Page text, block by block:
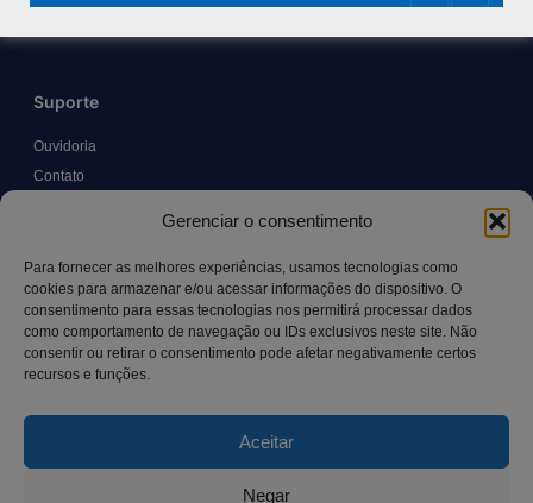
Gerenciar o consentimento
Para fornecer as melhores experiências, usamos tecnologias como
cookies para armazenar e/ou acessar informações do dispositivo. O
consentimento para essas tecnologias nos permitirá processar dados
como comportamento de navegação ou IDs exclusivos neste site. Não
consentir ou retirar o consentimento pode afetar negativamente certos
recursos e funções.
Aceitar
Negar
Suporte
Ouvidoria
Contato
Canal LGPD e Segurança da Informação
Contato